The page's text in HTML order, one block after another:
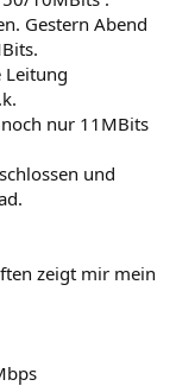
Gestern Abend
Leitung
nur 11MBits
und
zeigt mir mein